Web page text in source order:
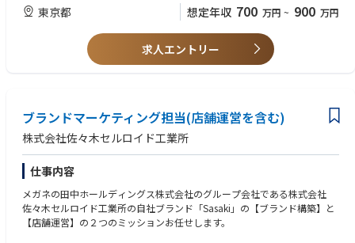
東京都 想定年収 700 万円 ~ 900 万円
求人エントリー
ブランドマーケティング担当(店舗運営を含む)
株式会社佐々木セルロイド工業所
仕事内容
メガネの田中ホールディングス株式会社のグループ会社である株式会社
佐々木セルロイド工業所の自社ブランド「Sasaki」の【ブランド構築】と
【店舗運営】の２つのミッションお任せします。